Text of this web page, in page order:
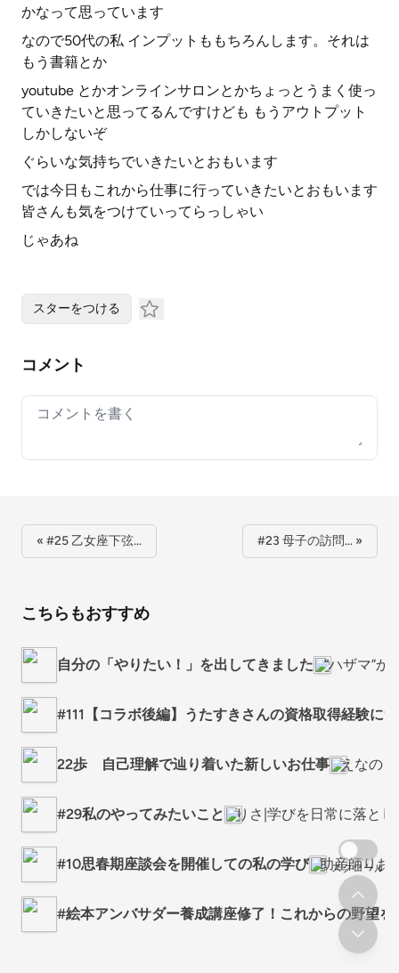
かなって思っています
なので50代の私 インプットももちろんします。それは
もう書籍とか
youtube とかオンラインサロンとかちょっとうまく使っ
ていきたいと思ってるんですけども もうアウトプット
しかしないぞ
ぐらいな気持ちでいきたいとおもいます
では今日もこれから仕事に行っていきたいとおもいます
皆さんも気をつけていってらっしゃい
じゃあね
スターをつける
コメント
Your comment
« #25 乙女座下弦… #23 母子の訪問… »
こちらもおすすめ
自分の「やりたい！」を出してきました “ハザマ”か
#111【コラボ後編】うたすきさんの資格取得経験に
22歩 自己理解で辿り着いた新しいお仕事 えなの ”
#29私のやってみたいこと りさ|学びを日常に落と
#10思春期座談会を開催しての私の学び 助産師りお
#絵本アンバサダー養成講座修了！これからの野望を
スクロール